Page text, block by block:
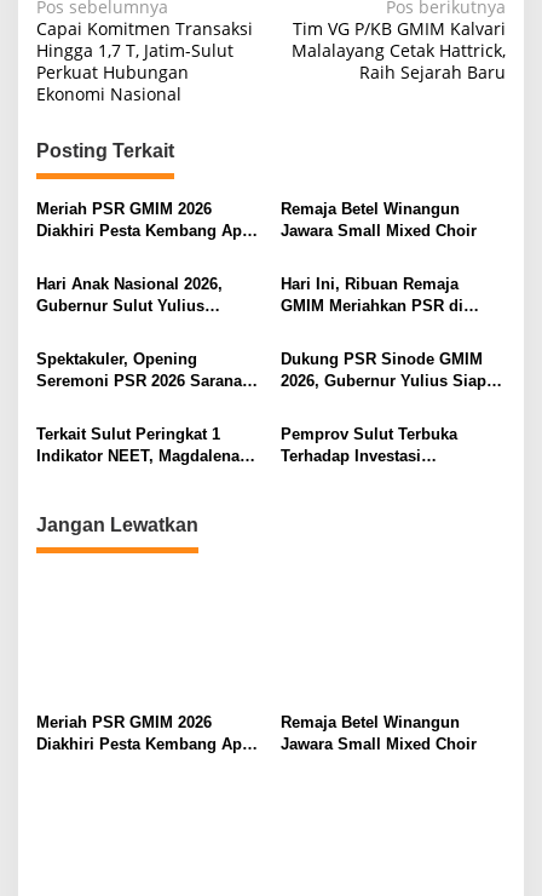
N
a
v
g
a
s
p
o
s
Pos sebelumnya
Capai Komitmen Transaksi
Hingga 1,7 T, Jatim-Sulut
Perkuat Hubungan
Ekonomi Nasional
Pos berikutnya
Tim VG P/KB GMIM Kalvari
Malalayang Cetak Hattrick,
Raih Sejarah Baru
Posting Terkait
Meriah PSR GMIM 2026
Diakhiri Pesta Kembang Api,
dan Terima Kasih
Remaja Betel Winangun
Jawara Small Mixed Choir
Hari Anak Nasional 2026,
Gubernur Sulut Yulius
Ruang Aman Bagi Anak, di
Lingkungan Fisik Maupun di
Hari Ini, Ribuan Remaja
GMIM Meriahkan PSR di
Spektakuler, Opening
Seremoni PSR 2026 Sarana
Pererat Persaudaraan
Dukung PSR Sinode GMIM
2026, Gubernur Yulius Siap
Pembukaan
Terkait Sulut Peringkat 1
Indikator NEET, Magdalena
Tidak Timbul Persepsi Keliru
Pemprov Sulut Terbuka
Terhadap Investasi
Jangan Lewatkan
Meriah PSR GMIM 2026
Diakhiri Pesta Kembang Api,
Remaja Betel Winangun
Jawara Small Mixed Choir